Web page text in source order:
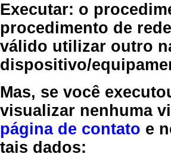
Executar: o
procedimento de
válido utilizar outro
dispositivo/
Mas, se você
visualizar nenhuma
página de contato e
tais dados: